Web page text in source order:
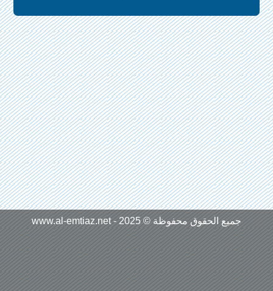
جميع الحقوق محفوظة © 2025 - www.al-emtiaz.net